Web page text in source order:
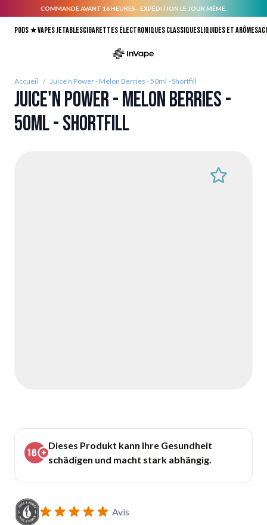
COMMANDE AVANT 16 HEURES - EXPÉDITION LE JOUR MÊME.
Pods ★Vapes jetablesCigarettes électroniques classiquesLiquides et arômes
Accueil / Juice'n Power - Melon Berries - 50ml - Shortfill
Juice'n Power - Melon Berries -
50ml - Shortfill
Dieses Produkt kann Ihre Gesundheit
schädigen und macht stark abhängig.
Avis